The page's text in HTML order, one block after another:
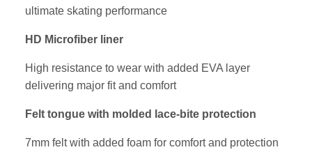
ultimate skating performance
HD Microfiber liner
High resistance to wear with added EVA layer
delivering major fit and comfort
Felt tongue with molded lace-bite protection
7mm felt with added foam for comfort and protection